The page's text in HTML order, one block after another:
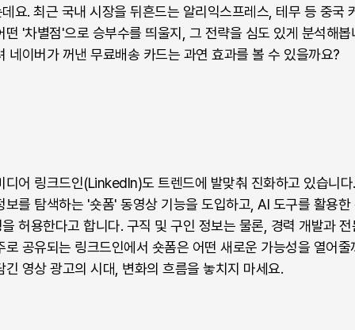
요. 최근 국내 시장을 뒤흔드는 알리익스프레스, 테무 등 중국
떤 '차별점'으로 승부수를 띄울지, 그 전략을 심도 있게 분석해봅
네이버가 꺼낸 무료배송 카드는 과연 효과를 볼 수 있을까요?
디어 링크드인(LinkedIn)도 트렌드에 발맞춰 진화하고 있습니
보를 탐색하는 '숏폼' 동영상 기능을 도입하고, AI 도구를 활용한
허용한다고 합니다. 구직 및 구인 정보는 물론, 경력 개발과
로 공유되는 링크드인에서 숏폼은 어떤 새로운 가능성을 열어
긴 영상 광고의 시대, 변화의 흐름을 놓치지 마세요.